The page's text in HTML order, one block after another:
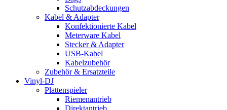
Schutzabdeckungen
Kabel & Adapter
Konfektionierte Kabel
Meterware Kabel
Stecker & Adapter
USB-Kabel
Kabelzubehör
Zubehör & Ersatzteile
Vinyl-DJ
Plattenspieler
Riemenantrieb
Direktantrieb